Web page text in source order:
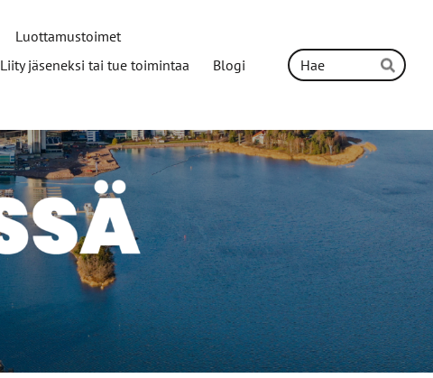
Luottamustoimet
Liity jäseneksi tai tue toimintaa
Blogi
Hae